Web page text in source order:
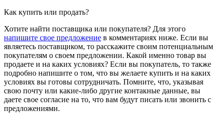
Как купить или продать?
Хотите найти поставщика или покупателя? Для этого
напишите свое предложение в комментариях ниже. Если вы
являетесь поставщиком, то расскажите своим потенциальным
покупателям о своем предложении. Какой именно товар вы
продаете и на каких условиях? Если вы покупатель, то также
подробно напишите о том, что вы желаете купить и на каких
условиях вы готовы сотрудничать. Помните, что, указывая
свою почту или какие-либо другие контакные данные, вы
даете свое согласие на то, что вам будут писать или звонить с
предложениями.